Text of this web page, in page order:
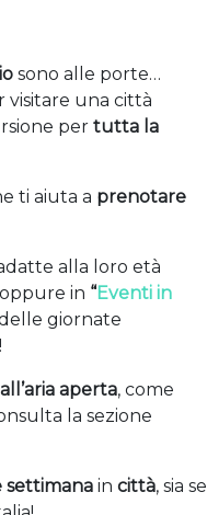
sono alle porte…
visitare una città
per tutta la
ti aiuta a prenotare
alla loro età
oppure in “Eventi in
giornate
all’aria aperta, come
la sezione
settimana in città, sia se